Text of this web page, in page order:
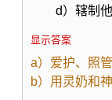
d）辖制他
显示答案
a）爱护、照管
b）用灵奶和